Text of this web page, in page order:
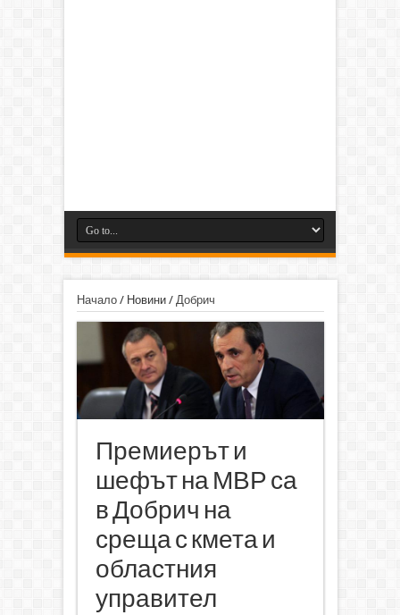
Начало/ Новини/ Добрич
Премиерът и
шефът на МВР са
в Добрич на
среща с кмета и
областния
управител